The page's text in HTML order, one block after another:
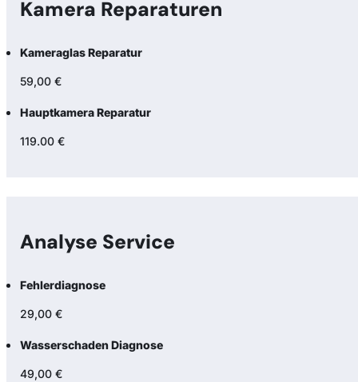
Kamera Reparaturen
Kameraglas Reparatur
59,00 €
Hauptkamera Reparatur
119.00 €
Analyse Service
Fehlerdiagnose
29,00 €
Wasserschaden Diagnose
49,00 €